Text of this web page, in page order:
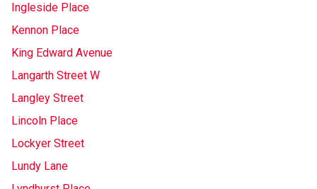
Ingleside Place
Kennon Place
King Edward Avenue
Langarth Street W
Langley Street
Lincoln Place
Lockyer Street
Lundy Lane